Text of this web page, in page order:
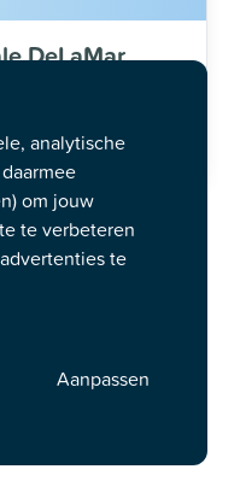
cabaretduo
om te
Rekhalzenop zoek naar
DeLaMar
analytische
om jouw
te verbeteren
te
Aanpassen